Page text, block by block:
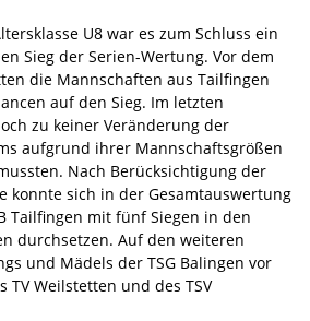
U8 war es zum Schluss ein
Sieg der Serien-Wertung. Vor dem
die Mannschaften aus Tailfingen
auf den Sieg. Im letzten
zu keiner Veränderung der
aufgrund ihrer Mannschaftsgrößen
Nach Berücksichtigung der
konnte sich in der Gesamtauswertung
Tailfingen mit fünf Siegen in den
durchsetzen. Auf den weiteren
und Mädels der TSG Balingen vor
TV Weilstetten und des TSV